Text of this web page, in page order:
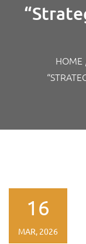
HOME
16
MAR, 2026